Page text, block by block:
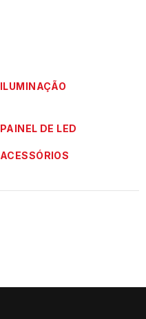
ILUMINAÇÃO
PAINEL DE LED
ACESSÓRIOS